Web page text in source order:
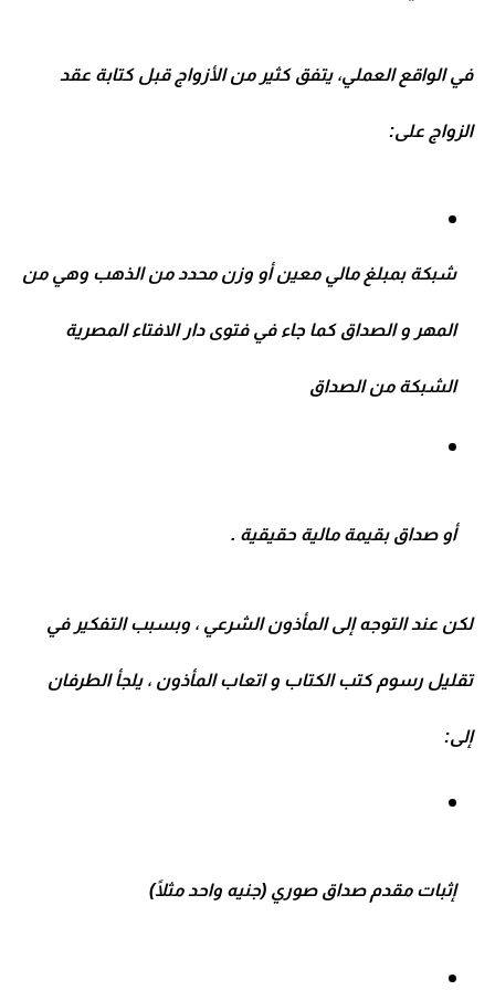
في الواقع العملي، يتفق كثير من الأزواج قبل كتابة عقد
الزواج على:
شبكة بمبلغ مالي معين أو وزن محدد من الذهب وهي من
المهر و الصداق كما جاء في فتوى دار الافتاء المصرية
الشبكة من الصداق
أو صداق بقيمة مالية حقيقية .
لكن عند التوجه إلىالمأذون الشرعي ، وبسبب التفكير في
تقليلرسوم كتب الكتاب و اتعاب المأذون ، يلجأ الطرفان
إلى:
إثباتمقدم صداق صوري (جنيه واحد مثلًا)